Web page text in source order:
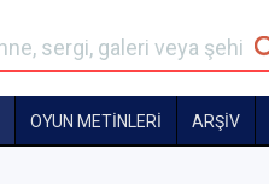
OYUN METİNLERİ ARŞİV